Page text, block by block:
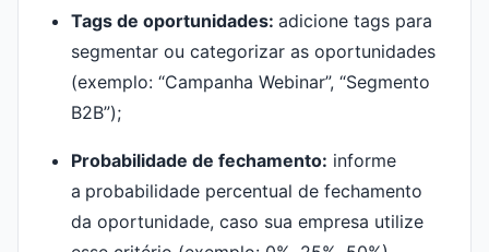
Tags de oportunidades: adicione tags para
segmentar ou categorizar as oportunidades
(exemplo: “Campanha Webinar”, “Segmento
B2B”);
Probabilidade de fechamento: informe
a probabilidade percentual de fechamento
da oportunidade, caso sua empresa utilize